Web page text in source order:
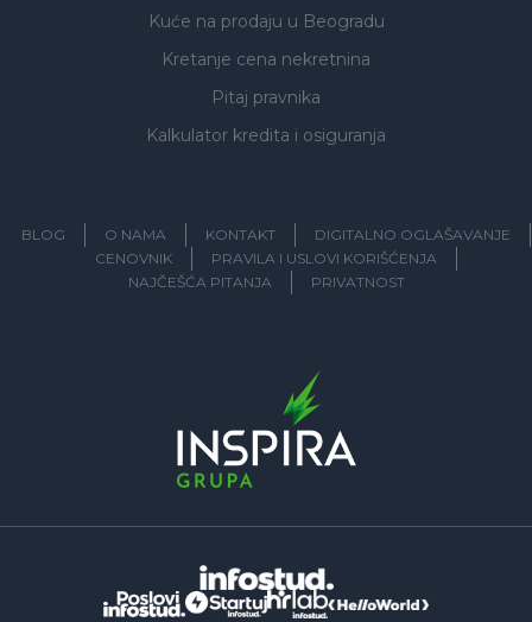
Kuće na prodaju u Beogradu
Kretanje cena nekretnina
Pitaj pravnika
Kalkulator kredita i osiguranja
BLOG O NAMA KONTAKT
DIGITALNO OGLAŠAVANJE
CENOVNIK
PRAVILA I USLOVI KORIŠĆENJA
NAJČEŠĆA PITANJA
PRIVATNOST